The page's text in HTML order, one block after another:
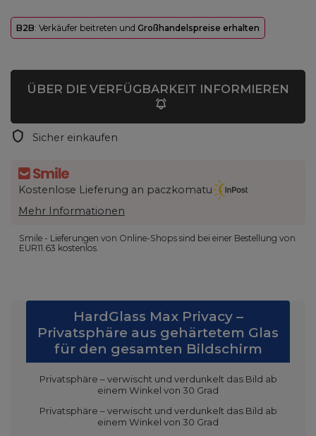
B2B: Verkäufer beitreten und Großhandelspreise erhalten
ÜBER DIE VERFÜGBARKEIT INFORMIEREN
Sicher einkaufen
Kostenlose Lieferung an paczkomatu
Mehr Informationen
Smile - Lieferungen von Online-Shops sind bei einer Bestellung von
EUR11.63 kostenlos.
HardGlass Max Privacy –
Privatsphäre aus gehärtetem Glas
für den gesamten Bildschirm
Privatsphäre – verwischt und verdunkelt das Bild ab
einem Winkel von 30 Grad
Privatsphäre – verwischt und verdunkelt das Bild ab
einem Winkel von 30 Grad